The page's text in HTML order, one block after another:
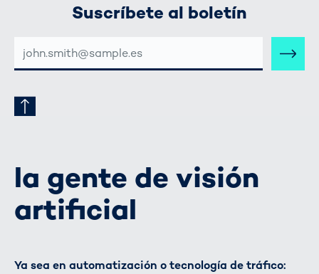
Suscríbete al boletín
CORREO
la gente de visión
artificial
Ya sea en automatización o tecnología de tráfico: